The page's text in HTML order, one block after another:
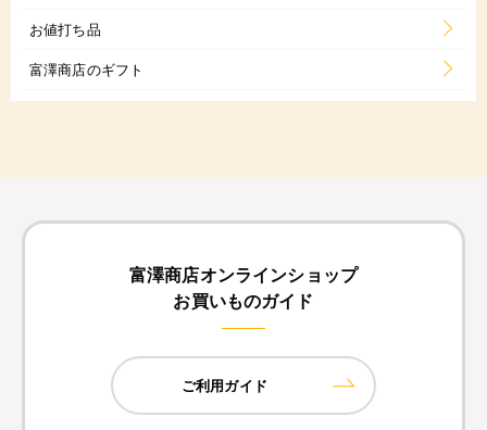
お値打ち品
富澤商店のギフト
富澤商店オンラインショップ
お買いものガイド
ご利用ガイド